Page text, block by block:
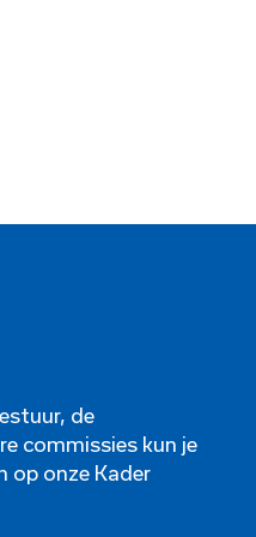
de
commissies kun je
op onze Kader